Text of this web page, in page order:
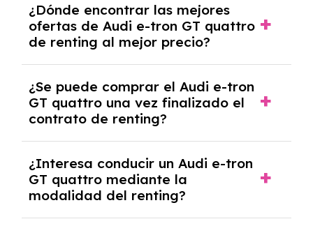
autónomos, justificante de ingresos y, en
algunos casos, un informe fiscal y un pago
inicial.
¿Dónde encontrar las mejores
ofertas de Audi e-tron GT quattro
de renting al mejor precio?
mejores ofertas de vehículos de renting con
todos los gastos incluidos y sin pagar
entradas.
¿Se puede comprar el Audi e-tron
GT quattro una vez finalizado el
contrato de renting?
renting se puede adquirir el coche. En este
caso tendrán que analizar los años, la
cantidad de kilómetros recorridos y el coste
del mercado actual.
¿Interesa conducir un Audi e-tron
GT quattro mediante la
modalidad del renting?